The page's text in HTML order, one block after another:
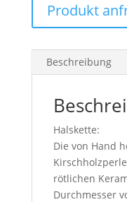
Produkt
Beschreibung
Halskette:
Die von Hand
rötlichen
Durchmesser